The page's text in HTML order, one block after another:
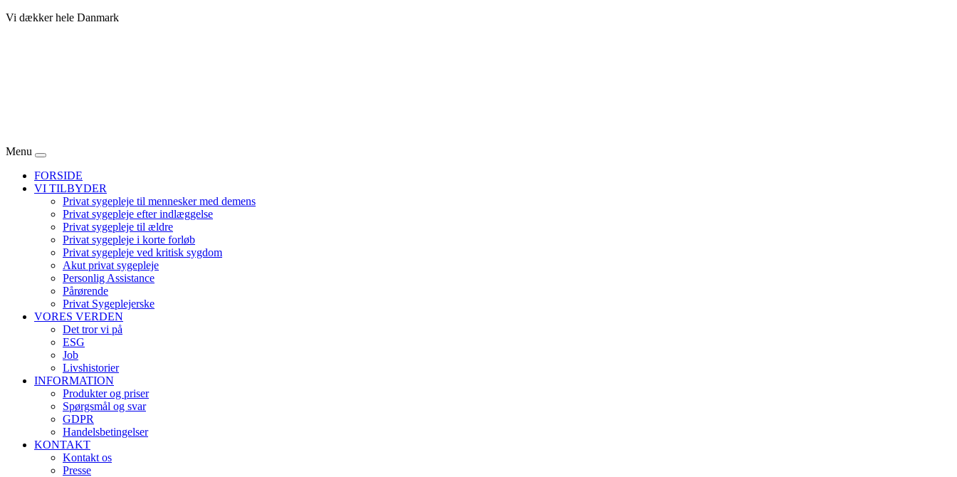
Vi dækker hele Danmark
Menu
FORSIDE
VI TILBYDER
Privat sygepleje til mennesker med demens
Privat sygepleje efter indlæggelse
Privat sygepleje til ældre
Privat sygepleje i korte forløb
Privat sygepleje ved kritisk sygdom
Akut privat sygepleje
Personlig Assistance
Pårørende
Privat Sygeplejerske
VORES VERDEN
Det tror vi på
ESG
Job
Livshistorier
INFORMATION
Produkter og priser
Spørgsmål og svar
GDPR
Handelsbetingelser
KONTAKT
Kontakt os
Presse